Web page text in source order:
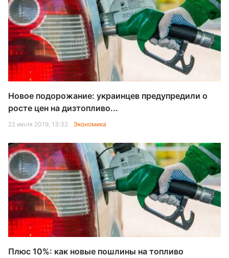
Новое подорожание: украинцев предупредили о
росте цен на дизтопливо...
22 июля 2019, 13:32 Экономика
Плюс 10%: как новые пошлины на топливо